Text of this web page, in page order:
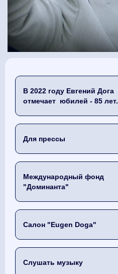
В 2022 году Евгений Дога
отмечает юбилей - 85 лет.
Для прессы
Международный фонд
"Доминанта"
Салон "Eugen Doga"
Слушать музыку